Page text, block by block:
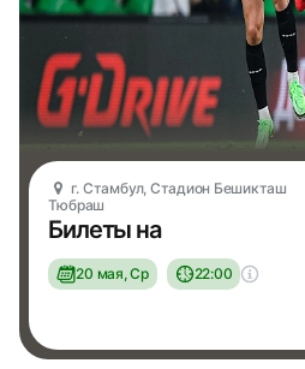
г. Стамбул, Стадион Бешикташ
Тюбраш
Билеты на
20 мая, Ср 22:00